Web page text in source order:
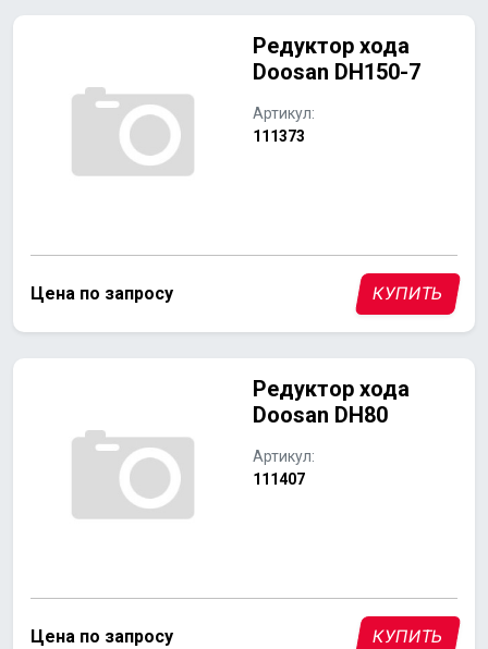
Редуктор хода
Doosan DH150-7
Артикул:
111373
Цена по запросу КУПИТЬ
Редуктор хода
Doosan DH80
Артикул:
111407
Цена по запросу КУПИТЬ